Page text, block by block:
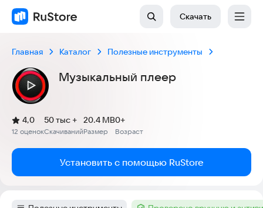
Скачать
Главная Каталог Полезные инструменты
Музыкальный плеер
Рейтинг:
4,0
(
12 оценок
)
Скачиваний
50 тыс +
Размер
20.4 MB
Возраст
0+
Установить с помощью RuStore